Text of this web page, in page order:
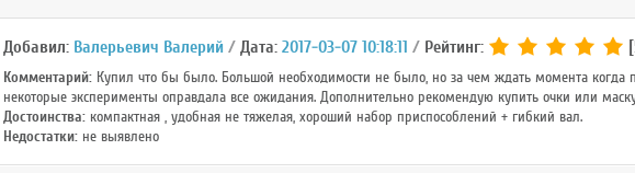
Добавил: Валерьевич Валерий Дата:2017-03-07 10:18:11 Рейтинг:
Комментарий: Купил что бы было. Большой необходимости не было, но за чем ждать момента когда
некоторые эксперименты оправдала все ожидания. Дополнительно рекомендую купить очки или
Достоинства: компактная , удобная не тяжелая, хороший набор приспособлений + гибкий вал.
Недостатки: не выявлено